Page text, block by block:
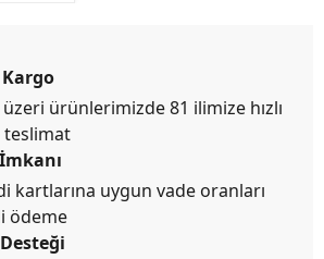
üzeri ürünlerimizde 81 ilimize hızlı
teslimat
kartlarına uygun vade oranları
ödeme